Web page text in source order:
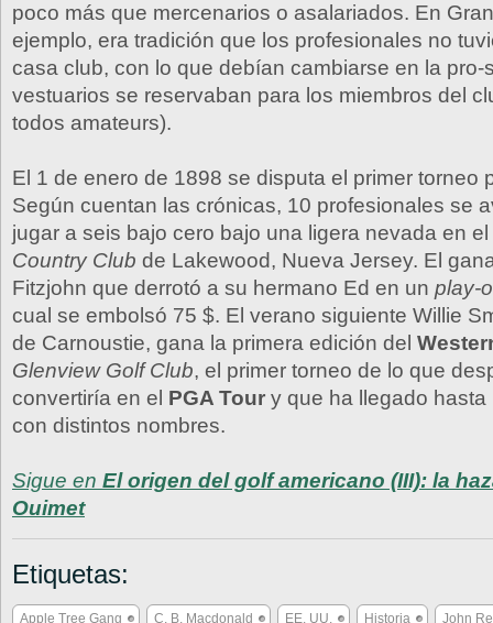
poco más que mercenarios o asalariados. En
ejemplo, era tradición que los profesionales no
casa club, con lo que debían cambiarse en la pro-
vestuarios se reservaban para los miembros del
todos amateurs).
El 1 de enero de 1898 se disputa el primer torneo
Según cuentan las crónicas, 10 profesionales se
jugar a seis bajo cero bajo una ligera nevada en el
Country Club de Lakewood, Nueva Jersey. El
Fitzjohn que derrotó a su hermano Ed en un play-
cual se embolsó 75 $. El verano siguiente Willie
de Carnoustie, gana la primera edición del
Glenview Golf Club, el primer torneo de lo que
convertiría en el PGA Tour y que ha llegado
con distintos nombres.
Sigue en El origen del golf americano (III): la
Ouimet
Etiquetas:
Apple Tree Gang C. B. Macdonald EE. UU. Historia John